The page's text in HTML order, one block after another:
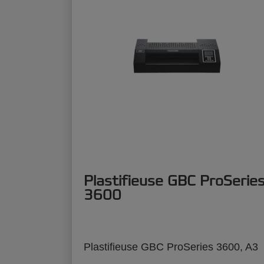
Plastifieuse GBC
3600
Plastifieuse GBC ProSeries 3600, A3